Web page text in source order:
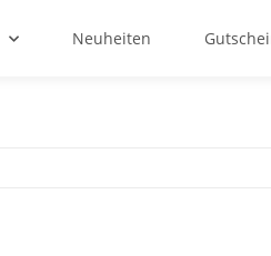
Neuheiten